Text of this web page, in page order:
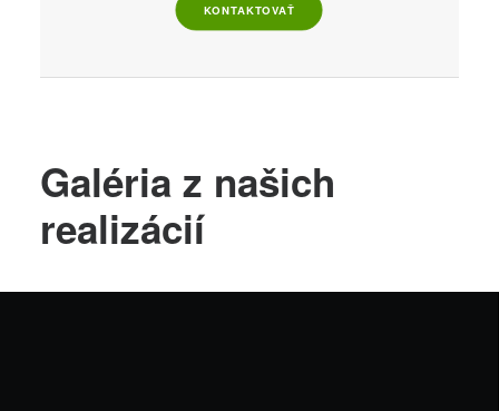
KONTAKTOVAŤ
Galéria z našich
realizácií